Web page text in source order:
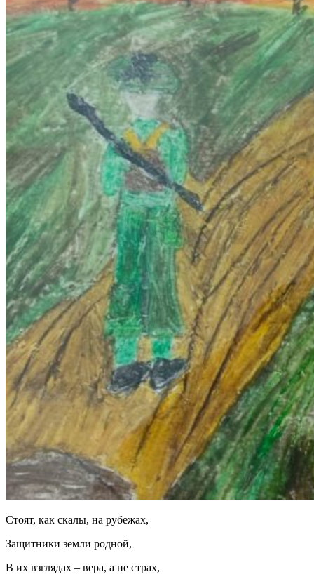
Стоят, как скалы, на рубежах,
Защитники земли родной,
В их взглядах – вера, а не страх,